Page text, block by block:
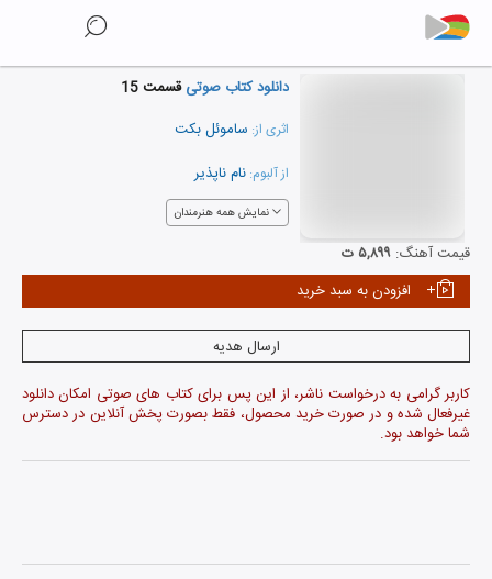
دانلود کتاب صوتیقسمت 15
اثری از: ساموئل بکت
از آلبوم: نام ناپذیر
نمایش همه هنرمندان
قیمت آهنگ: ۵,۸۹۹ ت
افزودن به سبد خرید
ارسال هدیه
کاربر گرامی به درخواست ناشر، از این پس برای کتاب های صوتی امکان دانلود
غیرفعال شده و در صورت خرید محصول، فقط بصورت پخش آنلاین در دسترس
شما خواهد بود.